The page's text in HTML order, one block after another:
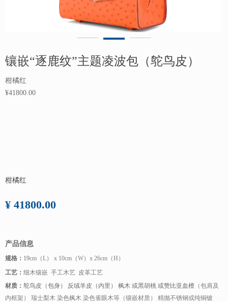
镶嵌“逐鹿纹”主题凌波包（鸵鸟皮）
柑橘红
¥41800.00
柑橘红
¥ 41800.00
产品信息
规格： 19cm（L） x 10cm（W）x 26cm（H）
工艺： 细木镶嵌 手工木艺 皮革工艺
材质： 鸵鸟皮（包身） 反绒羊皮（内里） 枫木 或黑胡桃 或赞比亚血檀 （包肩及
内框架） 瑞士梨木 染色枫木 染色雀眼木等（镶嵌材质） 精抛不锈钢或纯铜镀